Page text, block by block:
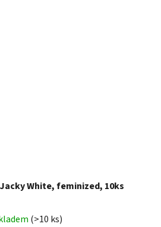
White, feminized, 10ks
(>10 ks)